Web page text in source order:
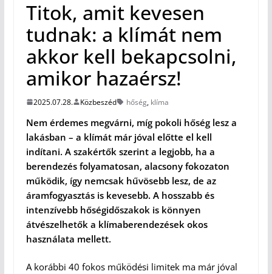
Titok, amit kevesen
tudnak: a klímát nem
akkor kell bekapcsolni,
amikor hazaérsz!
2025.07.28. Közbeszéd hőség, klíma
Nem érdemes megvárni, míg pokoli hőség lesz a
lakásban – a klímát már jóval előtte el kell
indítani. A szakértők szerint a legjobb, ha a
berendezés folyamatosan, alacsony fokozaton
működik, így nemcsak hűvösebb lesz, de az
áramfogyasztás is kevesebb. A hosszabb és
intenzívebb hőségidőszakok is könnyen
átvészelhetők a klímaberendezések okos
használata mellett.
A korábbi 40 fokos működési limitek ma már jóval